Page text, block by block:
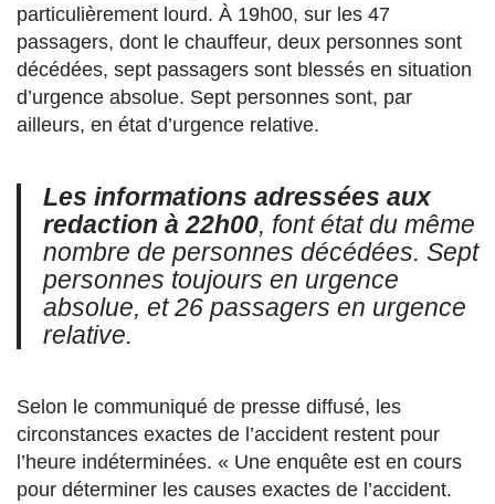
particulièrement lourd. À 19h00, sur les 47
passagers, dont le chauffeur, deux personnes sont
décédées, sept passagers sont blessés en situation
d’urgence absolue. Sept personnes sont, par
ailleurs, en état d’urgence relative.
Les informations adressées aux
redaction à 22h00, font état du même
nombre de personnes décédées. Sept
personnes toujours en urgence
absolue, et 26 passagers en urgence
relative.
Selon le communiqué de presse diffusé, les
circonstances exactes de l’accident restent pour
l’heure indéterminées. « Une enquête est en cours
pour déterminer les causes exactes de l’accident.